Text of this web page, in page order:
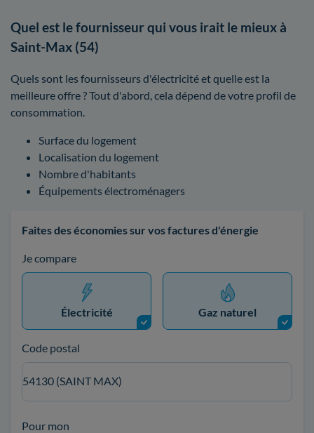
Quel est le fournisseur qui vous irait le mieux à
Saint-Max (54)
Quels sont les fournisseurs d'électricité et quelle est la
meilleure offre ? Tout d'abord, cela dépend de votre profil de
consommation.
Surface du logement
Localisation du logement
Nombre d'habitants
Équipements électroménagers
Faites des économies sur vos factures d'énergie
Je compare
Électricité Gaz naturel
Code postal
54130 (SAINT MAX)
Pour mon